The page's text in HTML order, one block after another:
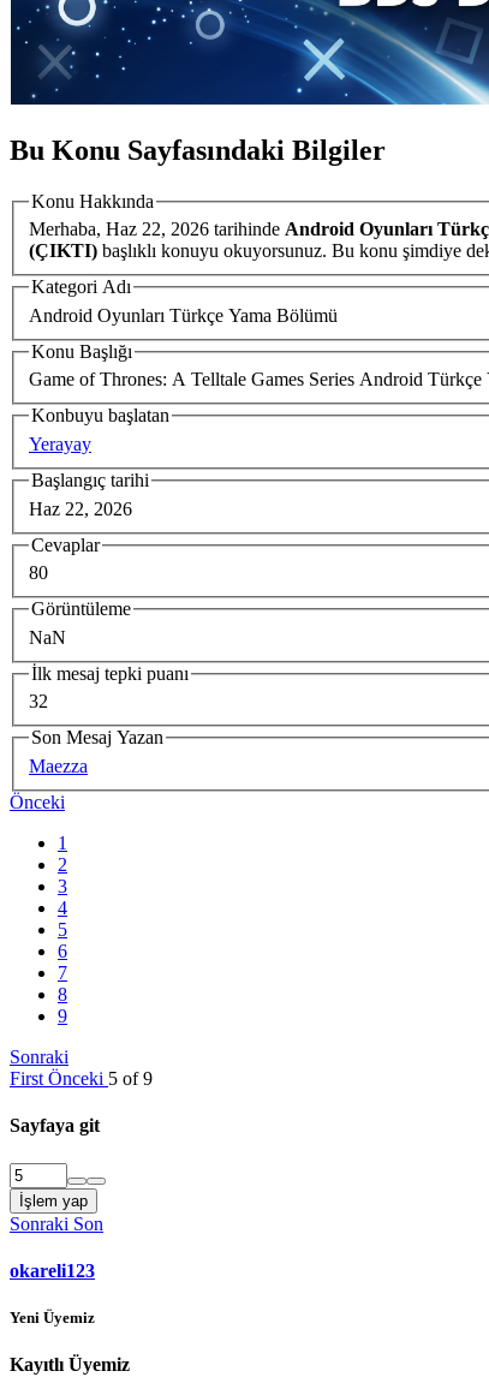
Bu Konu Sayfasındaki Bilgiler
Konu Hakkında
Merhaba, Haz 22, 2026 tarihinde Android Oyunları
(ÇIKTI)
Kategori Adı
Android Oyunları Türkçe Yama Bölümü
Konu Başlığı
Game of Thrones: A Telltale Games Series Android
Konbuyu başlatan
Yerayay
Başlangıç tarihi
Haz 22, 2026
Cevaplar
80
Görüntüleme
NaN
İlk mesaj tepki puanı
32
Son Mesaj Yazan
Maezza
Önceki
1
2
3
4
5
6
7
8
9
Sonraki
First Önceki 5 of 9
Sayfaya git
İşlem yap
Sonraki Son
okareli123
Yeni Üyemiz
Kayıtlı Üyemiz